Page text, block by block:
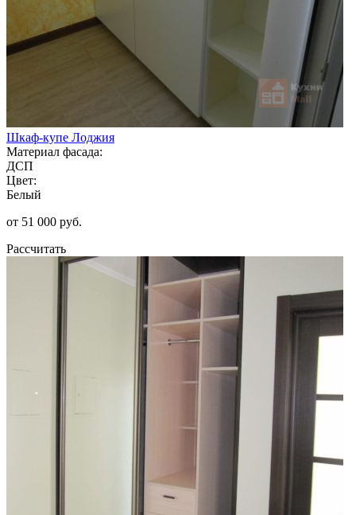
Шкаф-купе Лоджия
Материал фасада:
ДСП
Цвет:
Белый
от 51 000 руб.
Рассчитать